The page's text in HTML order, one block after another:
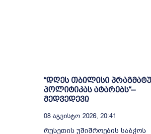
“დღეს თბილისი
პოლიტიკას ატარებს“–
მედვედევი
08 Აგვისტო 2026, 20:41
რუსეთის უშიშროების საბჭოს